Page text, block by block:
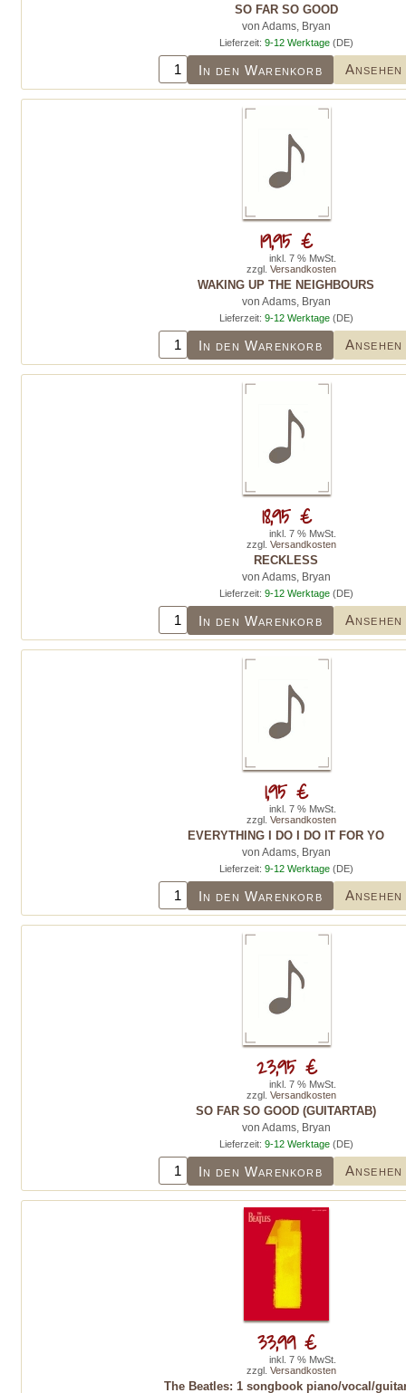
SO FAR SO GOOD
von Adams, Bryan
Lieferzeit: 9-12 Werktage(DE)
In den Warenkorb Ansehen
WAKING UP THE NEIGHBOURS
von Adams, Bryan
Lieferzeit: 9-12 Werktage(DE)
In den Warenkorb Ansehen
19,95 €
inkl. 7 % MwSt.
zzgl. Versandkosten
RECKLESS
von Adams, Bryan
Lieferzeit: 9-12 Werktage(DE)
In den Warenkorb Ansehen
18,95 €
inkl. 7 % MwSt.
zzgl. Versandkosten
EVERYTHING I DO I DO IT FOR YO
von Adams, Bryan
Lieferzeit: 9-12 Werktage(DE)
In den Warenkorb Ansehen
1,95 €
inkl. 7 % MwSt.
zzgl. Versandkosten
SO FAR SO GOOD (GUITARTAB)
von Adams, Bryan
Lieferzeit: 9-12 Werktage(DE)
In den Warenkorb Ansehen
23,95 €
inkl. 7 % MwSt.
zzgl. Versandkosten
The Beatles: 1 songbook piano/vocal/
33,99 €
inkl. 7 % MwSt.
zzgl. Versandkosten